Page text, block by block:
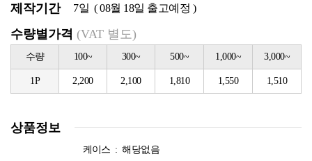
제작기간 7일 ( 08월 18일 출고예정 )
수량별가격 (VAT 별도)
수량 100~ 300~ 500~ 1,000~ 3,000~
1P 2,200 2,100 1,810 1,550 1,510
상품정보
케이스 : 해당없음